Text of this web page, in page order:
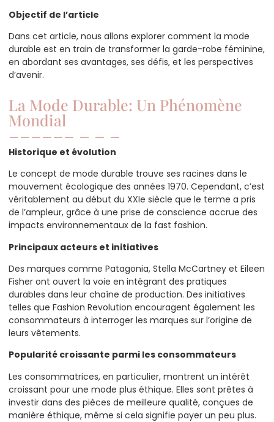
Objectif de l’article
Dans cet article, nous allons explorer comment la mode
durable est en train de transformer la garde-robe féminine,
en abordant ses avantages, ses défis, et les perspectives
d’avenir.
La Mode Durable: Un Phénomène
Mondial
Historique et évolution
Le concept de mode durable trouve ses racines dans le
mouvement écologique des années 1970. Cependant, c’est
véritablement au début du XXIe siècle que le terme a pris
de l’ampleur, grâce à une prise de conscience accrue des
impacts environnementaux de la fast fashion.
Principaux acteurs et initiatives
Des marques comme Patagonia, Stella McCartney et Eileen
Fisher ont ouvert la voie en intégrant des pratiques
durables dans leur chaîne de production. Des initiatives
telles que Fashion Revolution encouragent également les
consommateurs à interroger les marques sur l’origine de
leurs vêtements.
Popularité croissante parmi les consommateurs
Les consommatrices, en particulier, montrent un intérêt
croissant pour une mode plus éthique. Elles sont prêtes à
investir dans des pièces de meilleure qualité, conçues de
manière éthique, même si cela signifie payer un peu plus.